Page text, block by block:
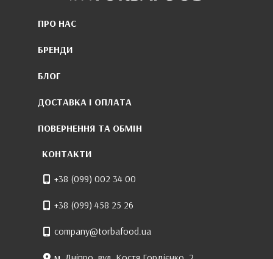
ПРО НАС
БРЕНДИ
БЛОГ
ДОСТАВКА І ОПЛАТА
ПОВЕРНЕННЯ ТА ОБМІН
КОНТАКТИ
+38 (099) 002 34 00
+38 (099) 458 25 26
company@torbafood.ua